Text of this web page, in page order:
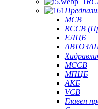
MCB
RCCB
ЕЛЦБ
MCCB
МПЦБ
АКБ
VCB
Главен